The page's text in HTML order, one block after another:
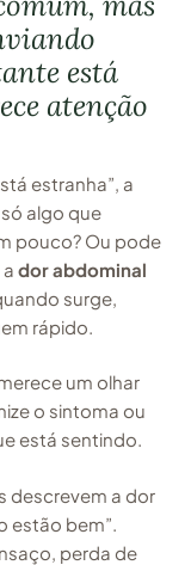
está
atenção
estranha”, a
algo que
pouco? Ou pode
dor abdominal
surge,
rápido.
um olhar
o sintoma ou
está sentindo.
descrevem a dor
estão bem”.
perda de